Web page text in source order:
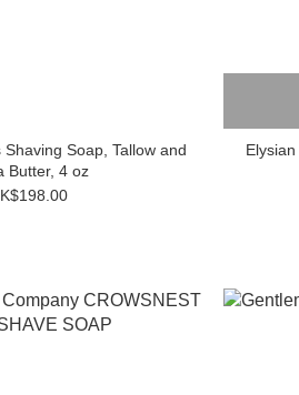
Soap, Tallow and
Butter, 4 oz